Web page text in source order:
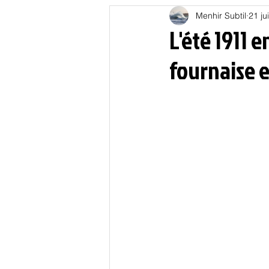
Education Energies
Oligarchie
L'été 1911
fournaise
Menhir Subtil 21